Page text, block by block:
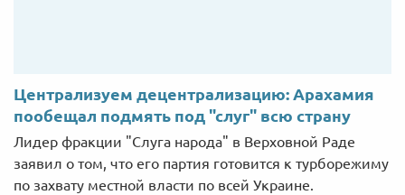
Централизуем децентрализацию: Арахамия
пообещал подмять под "слуг" всю страну
Лидер фракции "Слуга народа" в Верховной Раде
заявил о том, что его партия готовится к турборежиму
по захвату местной власти по всей Украине.